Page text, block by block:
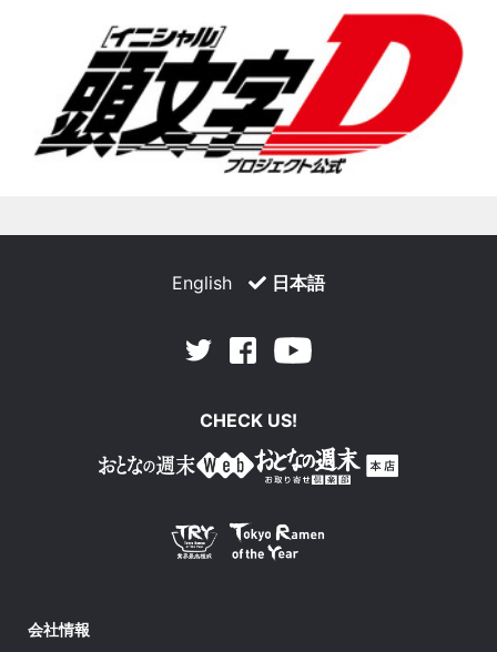
English 日本語
Twitter Facebook
CHECK US!
会社情報